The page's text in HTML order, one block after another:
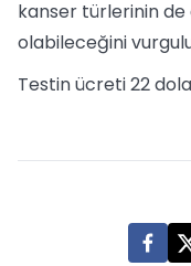
kanser türlerinin
olabileceğini
Testin ücreti 22